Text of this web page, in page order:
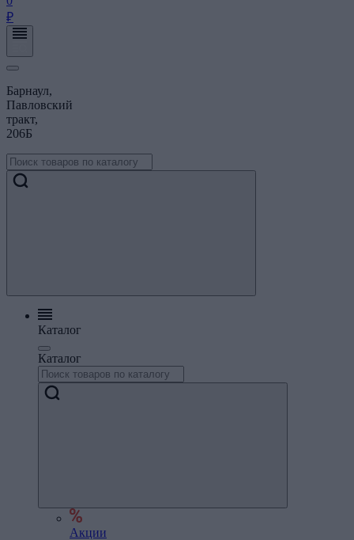
₽
Барнаул,
Павловский
тракт,
206Б
Каталог
Каталог
Акции